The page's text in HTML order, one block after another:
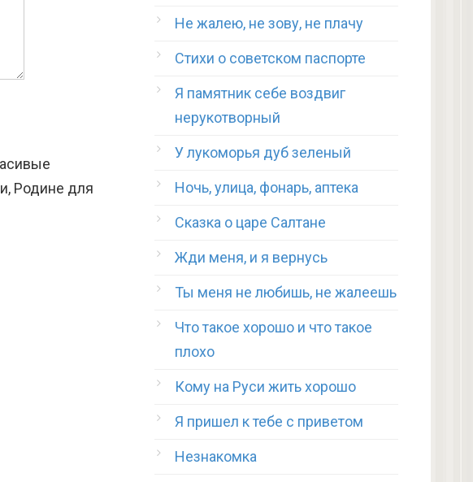
Родине для
Не жалею, не зову, не плачу
Стихи о советском паспорте
Я памятник себе воздвиг
нерукотворный
У лукоморья дуб зеленый
Ночь, улица, фонарь, аптека
Сказка о царе Салтане
Жди меня, и я вернусь
Ты меня не любишь, не жалеешь
Что такое хорошо и что такое
плохо
Кому на Руси жить хорошо
Я пришел к тебе с приветом
Незнакомка